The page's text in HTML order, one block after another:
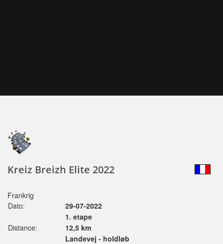
Kreiz Breizh Elite 2022
Frankrig
Dato:
29-07-2022
1. etape
Distance:
12,5 km
Landevej - holdløb